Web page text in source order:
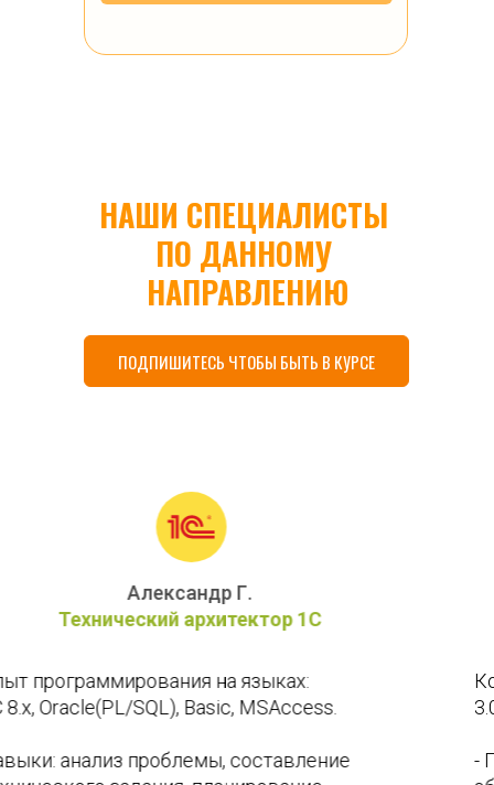
НАШИ СПЕЦИАЛИСТЫ
ПО ДАННОМУ
НАПРАВЛЕНИЮ
ПОДПИШИТЕСЬ ЧТОБЫ БЫТЬ В КУРСЕ
Андрей Е.
Программист 1С
Конфигурации: 1С УТ (10.3,11), 1С Розница (2 и
3.0)
- Подключение и настройка торгового